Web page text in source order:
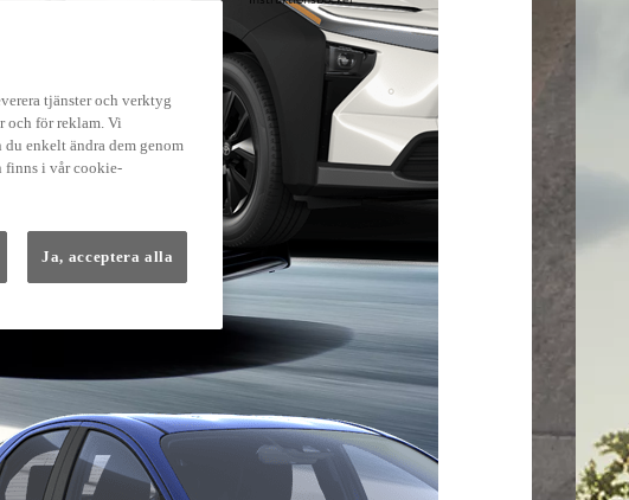
tjänster och verktyg
och för reklam. Vi
enkelt ändra dem genom
finns i vår cookie-
Ja, acceptera alla